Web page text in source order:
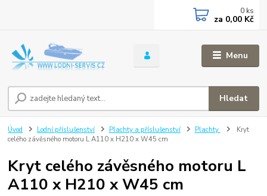
Menu
Hledat
0 ks
za 0,00 Kč
Úvod Lodní příslušenství Plachty a příslušenství Plachty
Kryt
celého závěsného motoru L A110 x H210 x W45 cm
Kryt celého závěsného motoru L
A110 x H210 x W45 cm